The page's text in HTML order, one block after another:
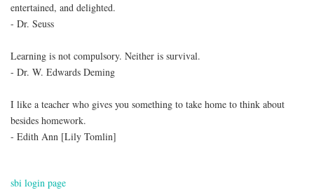
entertained, and delighted.
- Dr. Seuss
Learning is not compulsory. Neither is survival.
- Dr. W. Edwards Deming
I like a teacher who gives you something to take home to think about
besides homework.
- Edith Ann [Lily Tomlin]
sbi login page